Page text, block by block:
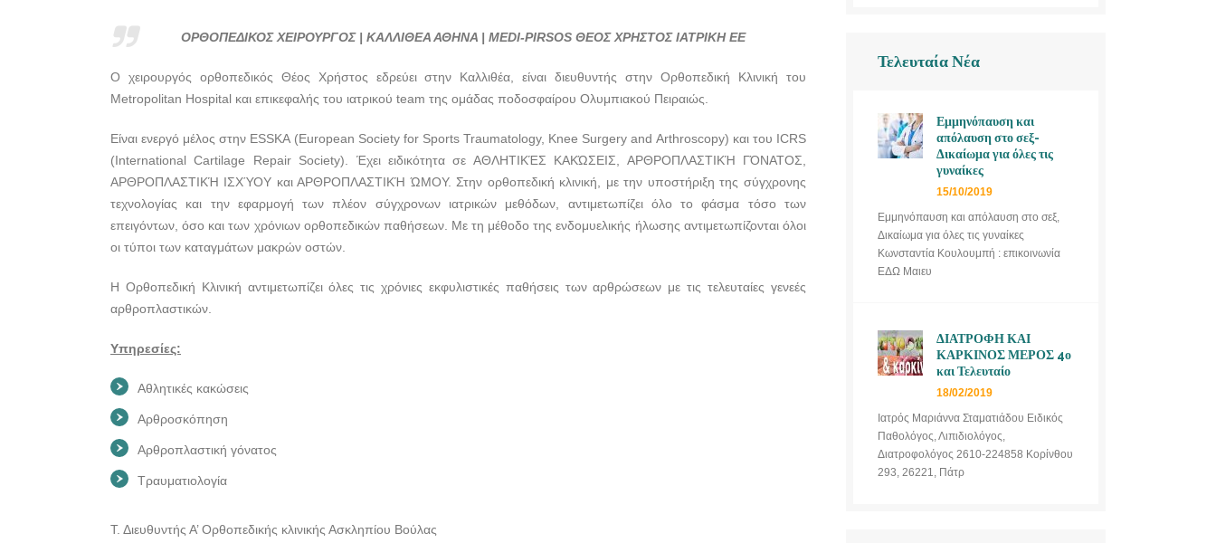
ΚΑΛΛΙΘΕΑ ΑΘΗΝΑ |
ΧΡΗΣΤΟΣ ΙΑΤΡΙΚΗ ΕΕ
ΟΡΘΟΠΕΔΙΚΟΣ
ΚΑΛΛΙΘΕΑ ΑΘΗΝΑ |
MEDI-PIRSOS ΘΕΟΣ
ΧΡΗΣΤΟΣ ΙΑΤΡΙΚΗ ΕΕ
MEDI-PIRSOS ΘΕΟΣ
ΟΡΘΟΠΕΔΙΚΟΣ ΧΕΙΡΟΥΡΓΟΣ | ΚΑΛΛΙΘΕΑ ΑΘΗΝΑ | MEDI-PIRSOS ΘΕΟΣ ΧΡΗΣΤΟΣ ΙΑΤΡΙΚΗ ΕΕ
Ο χειρουργός ορθοπεδικός Θέος Χρήστος εδρεύει στην Καλλιθέα, είναι διευθυντής στην Ορθοπεδική Κλινική του
Metropolitan Hospital και επικεφαλής του ιατρικού team της ομάδας ποδοσφαίρου Ολυμπιακού Πειραιώς.
Είναι ενεργό μέλος στην ESSKA (European Society for Sports Traumatology, Knee Surgery and Arthroscopy) και του ICRS
(International Cartilage Repair Society). Έχει ειδικότητα σε ΑΘΛΗΤΙΚΈΣ ΚΑΚΏΣΕΙΣ, ΑΡΘΡΟΠΛΑΣΤΙΚΉ ΓΌΝΑΤΟΣ,
ΑΡΘΡΟΠΛΑΣΤΙΚΉ ΙΣΧΎΟΥ και ΑΡΘΡΟΠΛΑΣΤΙΚΉ ΏΜΟΥ. Στην ορθοπεδική κλινική, με την υποστήριξη της σύγχρονης
τεχνολογίας και την εφαρμογή των πλέον σύγχρονων ιατρικών μεθόδων, αντιμετωπίζει όλο το φάσμα τόσο των
επειγόντων, όσο και των χρόνιων ορθοπεδικών παθήσεων. Με τη μέθοδο της ενδομυελικής ήλωσης αντιμετωπίζονται όλοι
οι τύποι των καταγμάτων μακρών οστών.
Η Ορθοπεδική Κλινική αντιμετωπίζει όλες τις χρόνιες εκφυλιστικές παθήσεις των αρθρώσεων με τις τελευταίες γενεές
αρθροπλαστικών.
Υπηρεσίες:
Αθλητικές κακώσεις
Αρθροσκόπηση
Αρθροπλαστική γόνατος
Τραυματιολογία
Τ. Διευθυντής Α’ Ορθοπεδικής κλινικής Ασκληπίου Βούλας
Τελευταία Νέα
Εμμηνόπαυση και
απόλαυση στο σεξ-
Δικαίωμα για όλες τις
γυναίκες
15/10/2019
Εμμηνόπαυση και απόλαυση στο σεξ,
Δικαίωμα για όλες τις γυναίκες
Κωνσταντία Κουλουμπή : επικοινωνία
ΕΔΩ Μαιευ
ΔΙΑΤΡΟΦΗ ΚΑΙ
ΚΑΡΚΙΝΟΣ ΜΕΡΟΣ 4ο
και Τελευταίο
18/02/2019
Ιατρός Μαριάννα Σταματιάδου Ειδικός
Παθολόγος, Λιπιδιολόγος,
Διατροφολόγος 2610-224858 Κορίνθου
293, 26221, Πάτρ